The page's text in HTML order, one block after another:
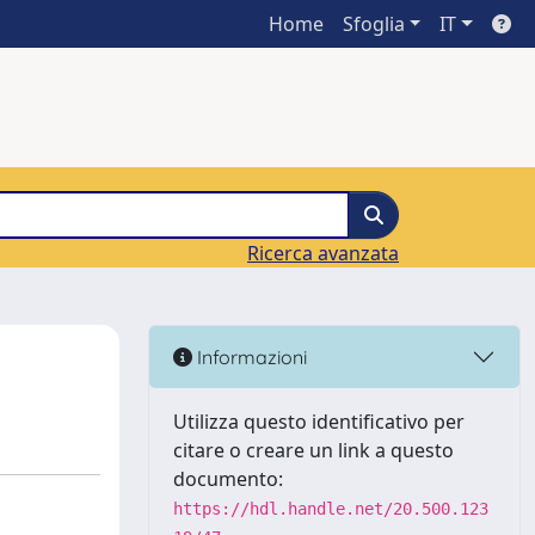
Home Sfoglia IT
Ricerca avanzata
Informazioni
Utilizza questo identificativo per
citare o creare un link a questo
documento:
https://hdl.handle.net/20.500.123